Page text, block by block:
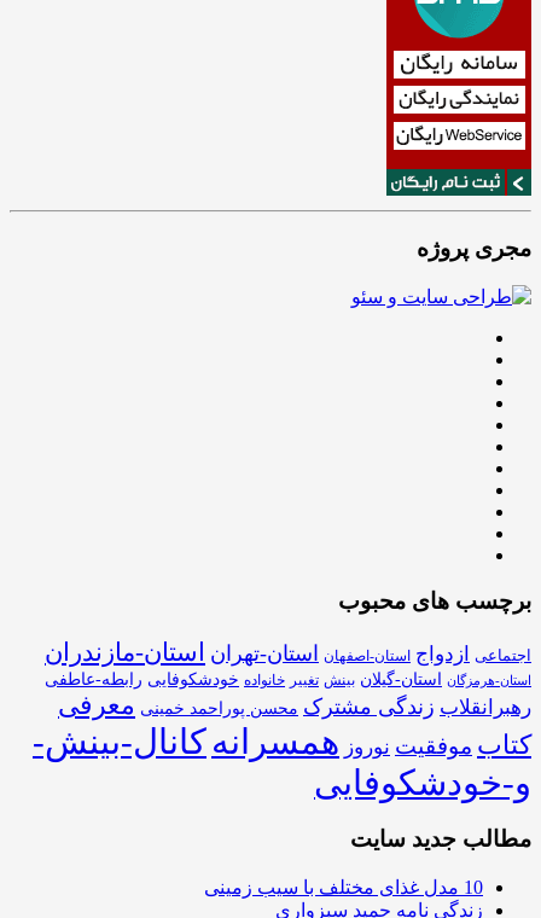
مجری پروژه
برچسب های محبوب
اجتماعی ازدواج استان-اصفهان استان-تهران استان-مازندران
استان-هرمزگان استان-گیلان بینش تغییر خانواده خودشکوفایی رابطه-عاطفی
رهبرانقلاب زندگی مشترک محسن پوراحمد خمینی معرفی
کتاب موفقیت نوروز همسرانهکانال-بینش-
و-خودشکوفایی
مطالب جدید سایت
10 مدل غذای مختلف با سیب زمینی
زندگی نامه حمید سبزواری